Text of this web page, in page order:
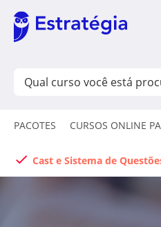
PACOTES CURSOS ONLINE
Cast e Sistema de